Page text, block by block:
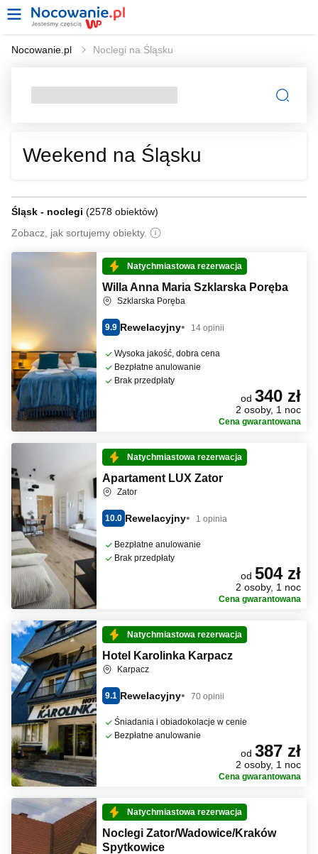
Nocowanie.pl Noclegi na Śląsku
Weekend na Śląsku
Śląsk - noclegi (2578 obiektów)
Zobacz, jak sortujemy obiekty.
Natychmiastowa rezerwacja
Willa Anna Maria Szklarska Poręba
Szklarska Poręba
9.9 Rewelacyjny 14 opinii
Wysoka jakość, dobra cena
Bezpłatne anulowanie
Brak przedpłaty
od 340 zł
2 osoby, 1 noc
Cena gwarantowana
Natychmiastowa rezerwacja
Apartament LUX Zator
Zator
10.0 Rewelacyjny 1 opinia
Bezpłatne anulowanie
Brak przedpłaty
od 504 zł
2 osoby, 1 noc
Cena gwarantowana
Natychmiastowa rezerwacja
Hotel Karolinka Karpacz
Karpacz
9.1 Rewelacyjny 70 opinii
Śniadania i obiadokolacje w cenie
Bezpłatne anulowanie
od 387 zł
2 osoby, 1 noc
Cena gwarantowana
Natychmiastowa rezerwacja
Noclegi Zator/Wadowice/Kraków
Spytkowice